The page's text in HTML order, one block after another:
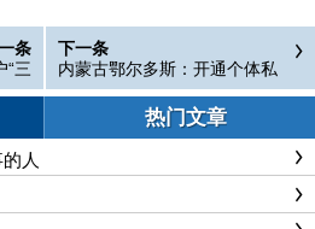
一条
“三
动
下一条
内蒙古鄂尔多斯：开通个体私
营经济组织党建网
热门文章
人